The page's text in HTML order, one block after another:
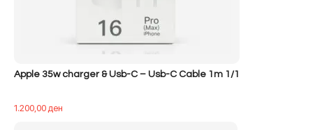
Apple 35w charger & Usb-C – Usb-C Cable 1m 1/1
1.200,00ден